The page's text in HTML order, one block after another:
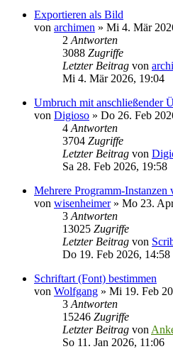
Exportieren als Bild
von archimen » Mi 4. Mär
2 Antworten
3088 Zugriffe
Letzter Beitrag von
Mi 4. Mär 2026, 19:04
Umbruch mit anschließender
von Digioso » Do 26. Feb
4 Antworten
3704 Zugriffe
Letzter Beitrag von
Sa 28. Feb 2026, 19:58
Mehrere Programm-Instanzen
von wisenheimer» Mo 23.
3 Antworten
13025 Zugriffe
Letzter Beitrag von
Do 19. Feb 2026, 14:58
Schriftart (Font) bestimmen
von Wolfgang » Mi 19. Feb
3 Antworten
15246 Zugriffe
Letzter Beitrag von
So 11. Jan 2026, 11:06